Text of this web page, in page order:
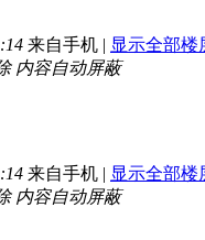
来自手机 | 显示全部楼
内容自动屏蔽
来自手机 | 显示全部楼
内容自动屏蔽